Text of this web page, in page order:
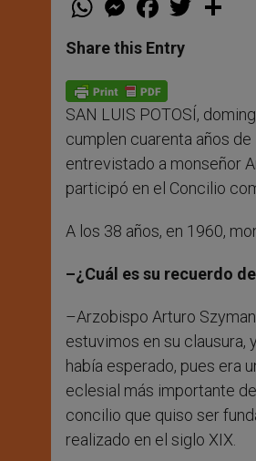
t
s
p
p
e
s
e
g
e
r
a
e
b
o
k
w
Share this Entry
SAN LUIS POTOSÍ,
cumplen cuarenta años
entrevistado a monseñor
participó en el Concilio
A los 38 años, en 1960,
–¿Cuál es su recuerdo
–Arzobispo Arturo
estuvimos en su clausura,
había esperado, pues era
eclesial más importante
concilio que quiso ser
realizado en el siglo XIX.